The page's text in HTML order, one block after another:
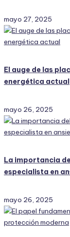
mayo 27, 2025
El auge de las
energética actual
mayo 26, 2025
La importancia
especialista en
mayo 26, 2025